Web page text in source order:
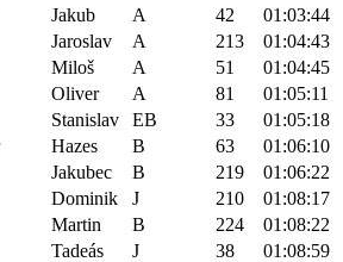
Jakub A 42
01:03:44
Jaroslav A 213
01:04:43
Miloš A 51
01:04:45
Oliver A 81
01:05:11
Stanislav EB 33
01:05:18
Hazes B 63
01:06:10
Jakubec B 219
01:06:22
Dominik J 210
01:08:17
Martin B 224
01:08:22
Tadeás J 38
01:08:59